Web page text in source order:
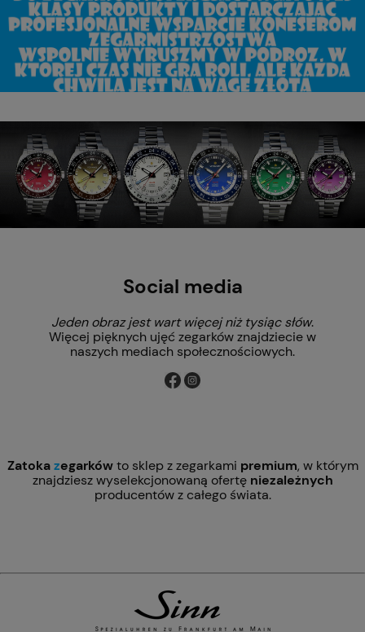
Social media
Jeden obraz jest wart więcej niż tysiąc słów.
Więcej pięknych ujęć zegarków znajdziecie w
naszych mediach społecznościowych.
Zatokazegarkówto sklep z zegarkami premium, w którym
znajdziesz wyselekcjonowaną ofertę niezależnych
producentów z całego świata.